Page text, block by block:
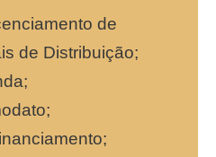
de
de Distribuição;